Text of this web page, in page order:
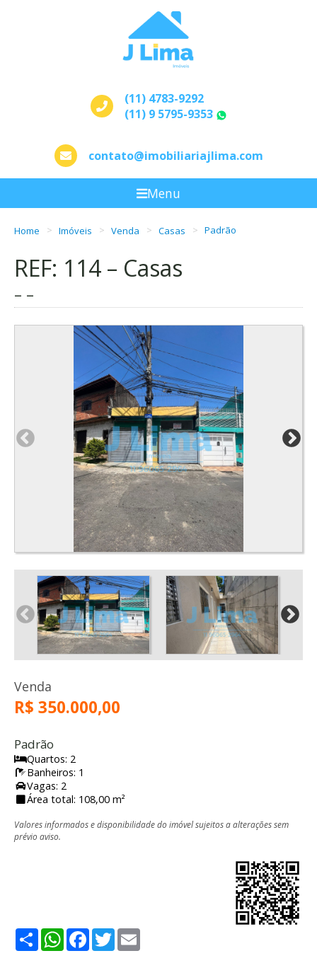
(11) 4783-9292
(11) 9 5795-9353
contato@imobiliariajlima.com
Menu
Home Imóveis Venda Casas Padrão
REF: 114 – Casas
– –
Venda
R$ 350.000,00
Padrão
Quartos: 2
Banheiros: 1
Vagas: 2
Área total: 108,00 m²
Valores informados e disponibilidade do imóvel sujeitos a alterações sem
prévio aviso.
ShareWhatsApp
Facebook
Twitter